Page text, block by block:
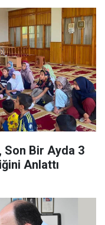
Son Bir Ayda 3
Anlattı